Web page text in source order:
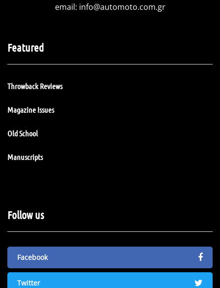
email: info@automoto.com.gr
Featured
Throwback Reviews
Magazine Issues
Old School
Manuscripts
Follow us
Facebook
Twitter